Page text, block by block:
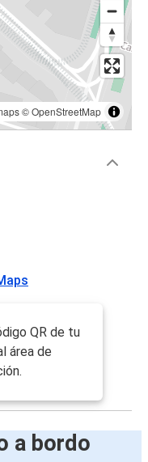
©OpenStreetMap
QR de tu
área de
a bordo